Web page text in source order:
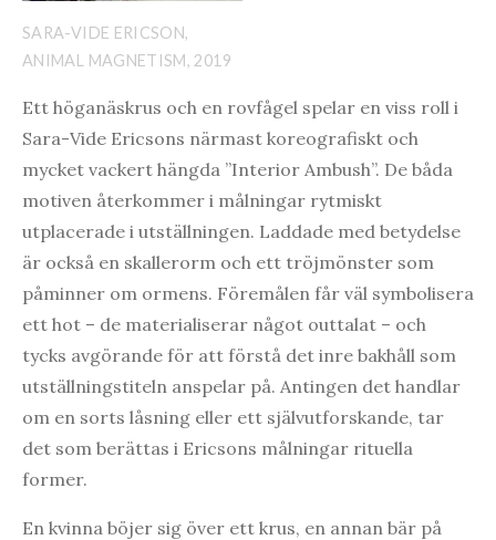
SARA-VIDE ERICSON,
ANIMAL MAGNETISM, 2019
Ett höganäskrus och en rovfågel spelar en viss roll i
Sara-Vide Ericsons närmast koreografiskt och
mycket vackert hängda ”Interior Ambush”. De båda
motiven återkommer i målningar rytmiskt
utplacerade i utställningen. Laddade med betydelse
är också en skallerorm och ett tröjmönster som
påminner om ormens. Föremålen får väl symbolisera
ett hot – de materialiserar något outtalat – och
tycks avgörande för att förstå det inre bakhåll som
utställningstiteln anspelar på. Antingen det handlar
om en sorts låsning eller ett självutforskande, tar
det som berättas i Ericsons målningar rituella
former.
En kvinna böjer sig över ett krus, en annan bär på